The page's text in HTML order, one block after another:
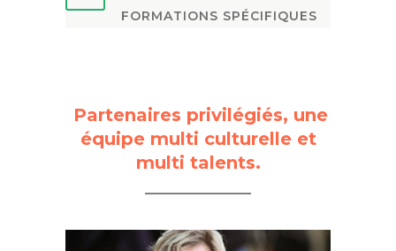
FORMATIONS SPÉCIFIQUES
Partenaires privilégiés, une
équipe multi culturelle et
multi talents.
SUISSE